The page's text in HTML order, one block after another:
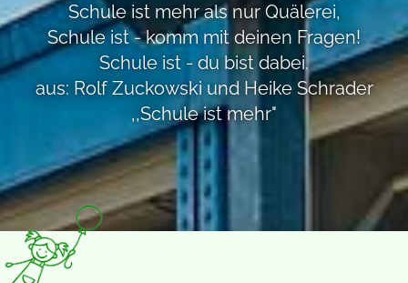
Schule ist mehr als nur Quälerei,
Schule ist - komm mit deinen Fragen!
Schule ist - du bist dabei.
aus: Rolf Zuckowski und Heike Schrader
,,Schule ist mehr"